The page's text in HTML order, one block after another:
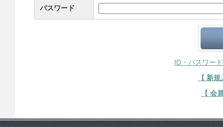
パスワード
ID・パスワー
【 新
【 会